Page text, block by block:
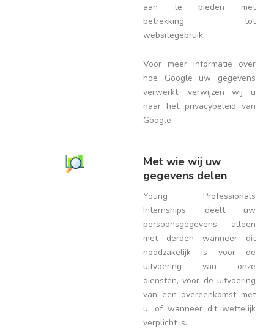
aan te bieden met
betrekking tot
websitegebruik.
Voor meer informatie over
hoe Google uw gegevens
verwerkt, verwijzen wij u
naar het privacybeleid van
Google.
Met wie wij uw
gegevens delen
Young Professionals
Internships deelt uw
persoonsgegevens alleen
met derden wanneer dit
noodzakelijk is voor de
uitvoering van onze
diensten, voor de uitvoering
van een overeenkomst met
u, of wanneer dit wettelijk
verplicht is.